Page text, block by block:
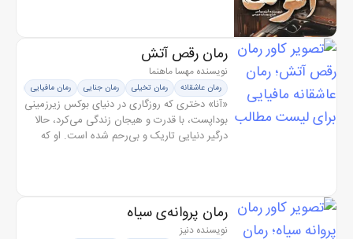
رمان رقص آتش
نویسنده مهسا ماهنما
رمان عاشقانه رمان تخیلی رمان جنایی رمان مافیایی
«آنا» دختری که روزگاری در دنیای بوکس زیرزمینی
بوداپست، با قدرت و هیجان زندگی می‌کرد، حالا
درگیر دنیایی تاریک و بی‌رحم شده است. او که
رمان پروانه‌ی سیاه
نویسنده دنیز